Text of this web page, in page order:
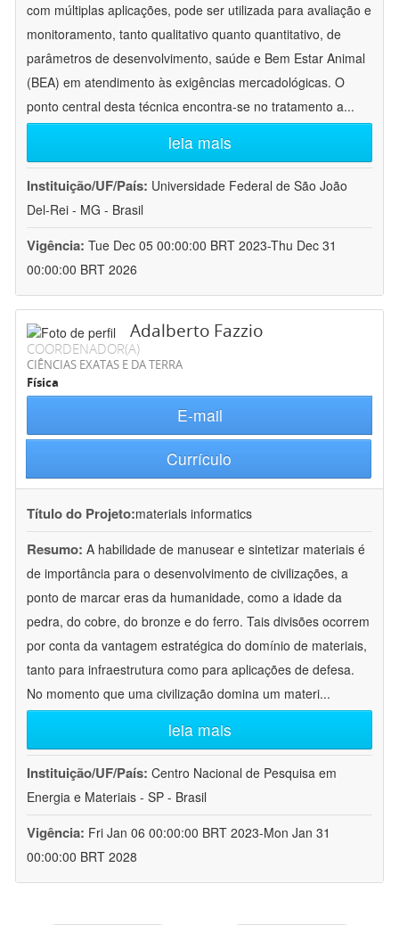
com múltiplas aplicações, pode ser utilizada para avaliação e
monitoramento, tanto qualitativo quanto quantitativo, de
parâmetros de desenvolvimento, saúde e Bem Estar Animal
(BEA) em atendimento às exigências mercadológicas. O
ponto central desta técnica encontra-se no tratamento a...
leia mais
Instituição/UF/País: Universidade Federal de São João
Del-Rei - MG - Brasil
Vigência: Tue Dec 05 00:00:00 BRT 2023-Thu Dec 31
00:00:00 BRT 2026
Adalberto Fazzio
COORDENADOR(A)
CIÊNCIAS EXATAS E DA TERRA
Física
E-mail
Currículo
Título do Projeto:materials informatics
Resumo: A habilidade de manusear e sintetizar materiais é
de importância para o desenvolvimento de civilizações, a
ponto de marcar eras da humanidade, como a idade da
pedra, do cobre, do bronze e do ferro. Tais divisões ocorrem
por conta da vantagem estratégica do domínio de materiais,
tanto para infraestrutura como para aplicações de defesa.
No momento que uma civilização domina um materi...
leia mais
Instituição/UF/País: Centro Nacional de Pesquisa em
Energia e Materiais - SP - Brasil
Vigência: Fri Jan 06 00:00:00 BRT 2023-Mon Jan 31
00:00:00 BRT 2028